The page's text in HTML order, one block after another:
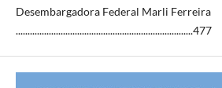
Desembargadora Federal Marli Ferreira
...........................................................................477